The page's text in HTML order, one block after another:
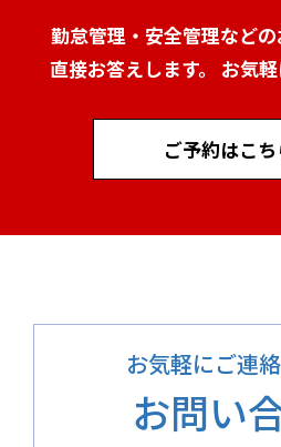
勤怠管理・安全管理などの
直接お答えします。 お気
ご予約はこ
お気軽にご連
お問い